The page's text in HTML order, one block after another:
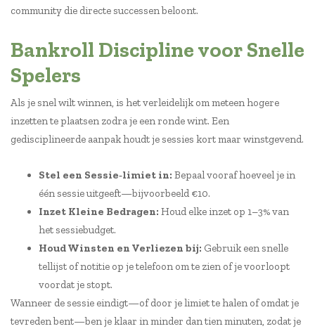
community die directe successen beloont.
Bankroll Discipline voor Snelle
Spelers
Als je snel wilt winnen, is het verleidelijk om meteen hogere
inzetten te plaatsen zodra je een ronde wint. Een
gedisciplineerde aanpak houdt je sessies kort maar winstgevend.
Stel een Sessie‑limiet in: Bepaal vooraf hoeveel je in
één sessie uitgeeft—bijvoorbeeld €10.
Inzet Kleine Bedragen: Houd elke inzet op 1–3% van
het sessiebudget.
Houd Winsten en Verliezen bij: Gebruik een snelle
tellijst of notitie op je telefoon om te zien of je voorloopt
voordat je stopt.
Wanneer de sessie eindigt—of door je limiet te halen of omdat je
tevreden bent—ben je klaar in minder dan tien minuten, zodat je